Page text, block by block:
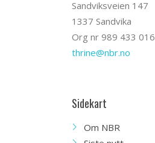
Sandviksveien 147
1337 Sandvika
Org nr 989 433 016
thrine@nbr.no
Sidekart
Om NBR